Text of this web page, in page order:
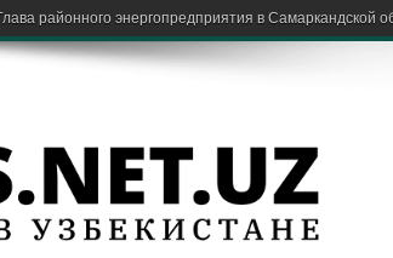
Навоийской области пре